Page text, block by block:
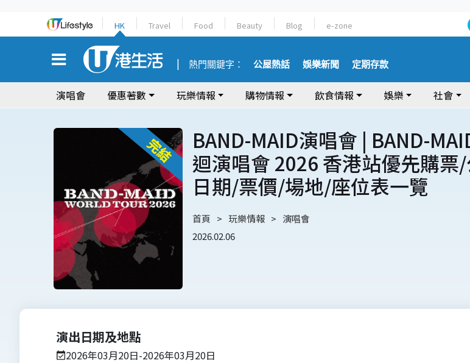
HK Travel Food Beauty Blog e-zone
熱門關鍵字： 公屋熱話 娛樂新聞 定期存款
演唱會 優惠著數 玩樂情報 購物情報 飲食情報 娛樂 社會
BAND-MAID演唱會 | BAND-
迴演唱會 2026 香港站優先購票
日期/票價/場地/座位表一覽
首頁 玩樂情報
演唱會
2026.02.06
演出日期及地點
2026年03月20日-2026年03月20日